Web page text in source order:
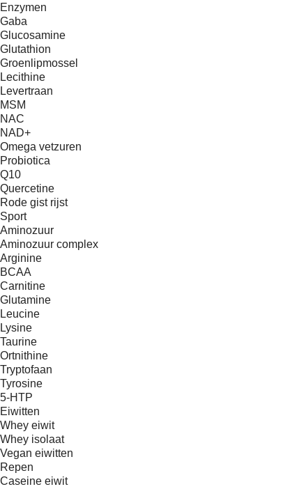
Enzymen
Gaba
Glucosamine
Glutathion
Groenlipmossel
Lecithine
Levertraan
MSM
NAC
NAD+
Omega vetzuren
Probiotica
Q10
Quercetine
Rode gist rijst
Sport
Aminozuur
Aminozuur complex
Arginine
BCAA
Carnitine
Glutamine
Leucine
Lysine
Taurine
Ortnithine
Tryptofaan
Tyrosine
5-HTP
Eiwitten
Whey eiwit
Whey isolaat
Vegan eiwitten
Repen
Caseine eiwit